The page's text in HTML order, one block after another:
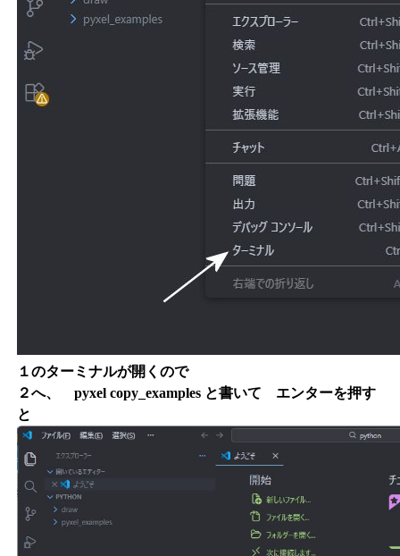
１のターミナルが開くので
２へ、 pyxel copy_examples と書いて エンターを押す
と